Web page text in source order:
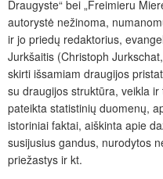
Draugyste“ bei „Freimieru
autorystė nežinoma,
ir jo priedų redaktorius,
Jurkšaitis (Christoph
skirti išsamiam draugijos
su draugijos struktūra, veikla
pateikta statistinių duomenų,
istoriniai faktai, aiškinta apie
susijusius gandus, nurodytos
priežastys ir kt.